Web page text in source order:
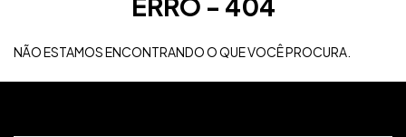
NÃO ESTAMOS ENCONTRANDO O QUE VOCÊ PROCURA.